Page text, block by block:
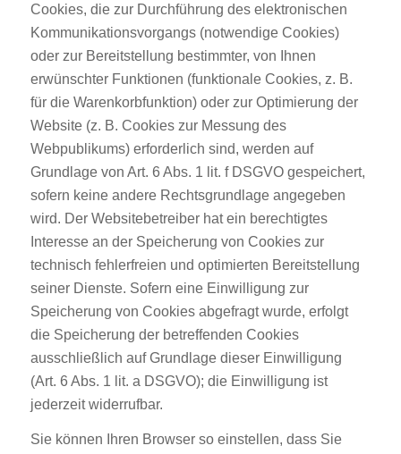
Cookies, die zur Durchführung des elektronischen
Kommunikationsvorgangs (notwendige Cookies)
oder zur Bereitstellung bestimmter, von Ihnen
erwünschter Funktionen (funktionale Cookies, z. B.
für die Warenkorbfunktion) oder zur Optimierung der
Website (z. B. Cookies zur Messung des
Webpublikums) erforderlich sind, werden auf
Grundlage von Art. 6 Abs. 1 lit. f DSGVO gespeichert,
sofern keine andere Rechtsgrundlage angegeben
wird. Der Websitebetreiber hat ein berechtigtes
Interesse an der Speicherung von Cookies zur
technisch fehlerfreien und optimierten Bereitstellung
seiner Dienste. Sofern eine Einwilligung zur
Speicherung von Cookies abgefragt wurde, erfolgt
die Speicherung der betreffenden Cookies
ausschließlich auf Grundlage dieser Einwilligung
(Art. 6 Abs. 1 lit. a DSGVO); die Einwilligung ist
jederzeit widerrufbar.
Sie können Ihren Browser so einstellen, dass Sie